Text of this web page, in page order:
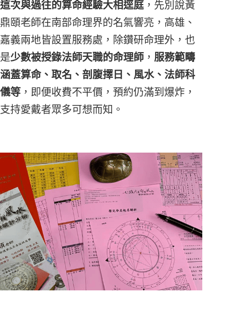
這次與過往的算命經驗大相逕庭 ，先別說黃
鼎頤老師在南部命理界的名氣響亮，高雄、
嘉義兩地皆設置服務處，除鑽研命理外，也
是少數被授錄法師天職的命理師 ， 服務範疇
涵蓋算命、取名、剖腹擇日、風水、法師科
儀等 ，即便收費不平價，預約仍滿到爆炸，
支持愛戴者眾多可想而知。